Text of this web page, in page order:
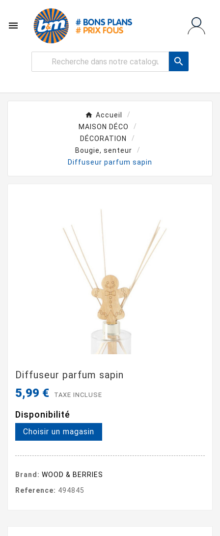


Accueil
MAISON DÉCO
DÉCORATION
Bougie, senteur
Diffuseur parfum sapin
Diffuseur parfum sapin
5,99 € TAXE INCLUSE
Disponibilité
Choisir un magasin
Brand: WOOD & BERRIES
Reference: 494845